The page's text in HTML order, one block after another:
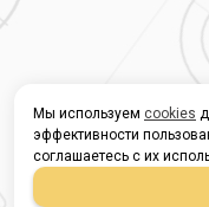
Мы используем cookies
эффективности
соглашаетесь с их